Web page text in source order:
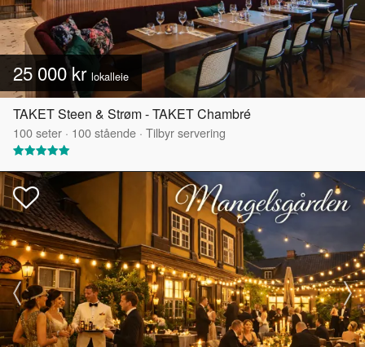
25 000 kr lokalleie
TAKET Steen & Strøm - TAKET Chambré
100seter · 100stående · Tilbyr servering